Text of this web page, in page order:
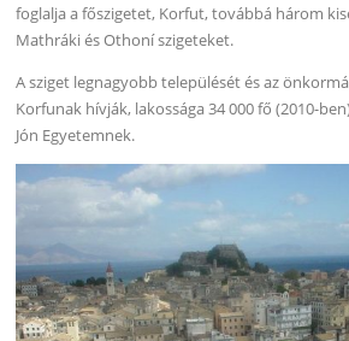
foglalja a főszigetet, Korfut, továbbá három
Mathráki és Othoní szigeteket.
A sziget legnagyobb települését és az
Korfunak hívják, lakossága 34 000 fő (2010-
Jón Egyetemnek.